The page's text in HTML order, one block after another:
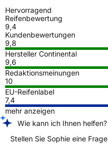
Hervorragend
Reifenbewertung
9,4
Kundenbewertungen
9,8
Hersteller Continental
9,6
Redaktionsmeinungen
10
EU-Reifenlabel
7,4
mehr anzeigen
Wie kann ich Ihnen helfen?
Stellen Sie Sophie eine Frage